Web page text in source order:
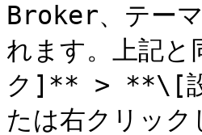
Broker、テー
れます。上記
ク]** > **\[設
たは右クリッ